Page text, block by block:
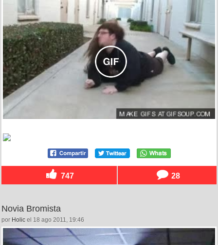
747 28
Novia Bromista
por Holic el 18 ago 2011, 19:46